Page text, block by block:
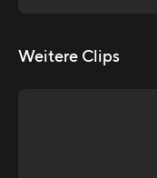
Weitere Clips